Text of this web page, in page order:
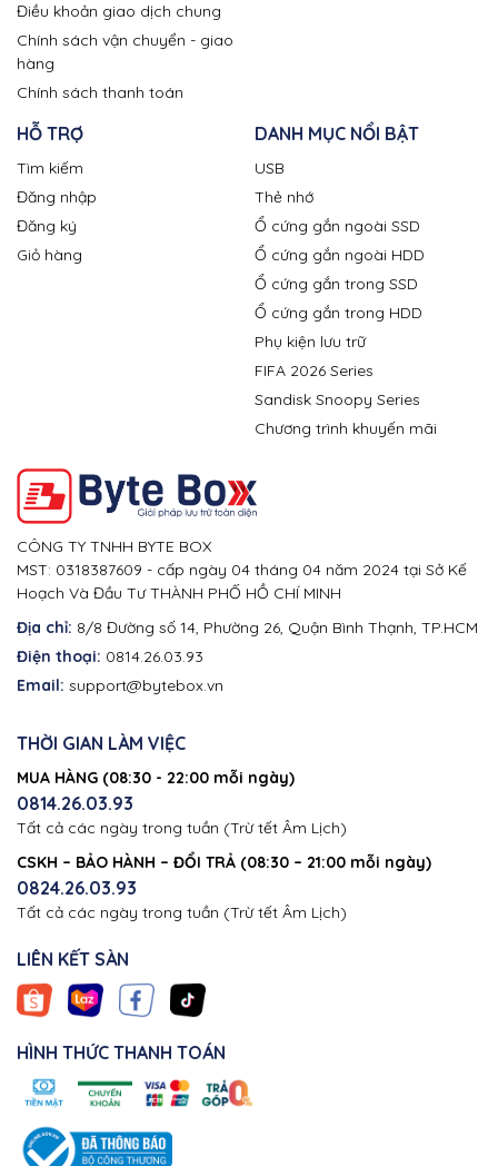
Điều khoản giao dịch chung
Chính sách vận chuyển - giao
hàng
Chính sách thanh toán
HỖ TRỢ
Tìm kiếm
Đăng nhập
Đăng ký
Giỏ hàng
DANH MỤC NỔI BẬT
USB
Thẻ nhớ
Ổ cứng gắn ngoài SSD
Ổ cứng gắn ngoài HDD
Ổ cứng gắn trong SSD
Ổ cứng gắn trong HDD
Phụ kiện lưu trữ
FIFA 2026 Series
Sandisk Snoopy Series
Chương trình khuyến mãi
CÔNG TY TNHH BYTE BOX
MST: 0318387609 - cấp ngày 04 tháng 04 năm 2024 tại Sở Kế
Hoạch Và Đầu Tư THÀNH PHỐ HỒ CHÍ MINH
Địa chỉ: 8/8 Đường số 14, Phường 26, Quận Bình Thạnh, TP.HCM
Điện thoại: 0814.26.03.93
Email: support@bytebox.vn
THỜI GIAN LÀM VIỆC
MUA HÀNG (08:30 - 22:00 mỗi ngày)
0814.26.03.93
Tất cả các ngày trong tuần (Trừ tết Âm Lịch)
CSKH – BẢO HÀNH – ĐỔI TRẢ (08:30 – 21:00 mỗi ngày)
0824.26.03.93
Tất cả các ngày trong tuần (Trừ tết Âm Lịch)
LIÊN KẾT SÀN
HÌNH THỨC THANH TOÁN